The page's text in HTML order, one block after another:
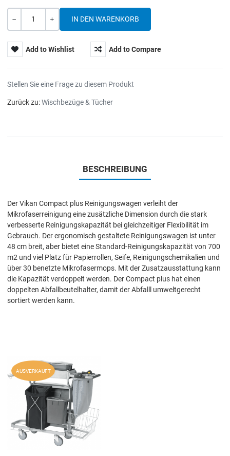
Add to Wishlist Add to Compare
Stellen Sie eine Frage zu diesem Produkt
Zurück zu:Wischbezüge & Tücher
BESCHREIBUNG
Der Vikan Compact plus Reinigungswagen verleiht der
Mikrofaserreinigung eine zusätzliche Dimension durch die stark
verbesserte Reinigungskapazität bei gleichzeitiger Flexibilität im
Gebrauch. Der ergonomisch gestaltete Reinigungswagen ist unter
48 cm breit, aber bietet eine Standard-Reinigungskapazität von 700
m2 und viel Platz für Papierrollen, Seife, Reinigungschemikalien und
über 30 benetzte Mikrofasermops. Mit der Zusatzausstattung kann
die Kapazität verdoppelt werden. Der Compact plus hat einen
doppelten Abfallbeutelhalter, damit der Abfalll umweltgerecht
sortiert werden kann.
AUSVERKAUFT